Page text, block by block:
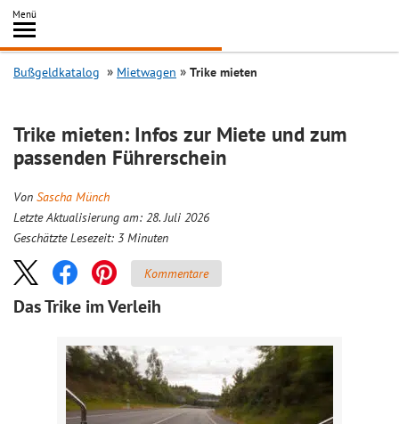
Inhalt
springen
Menü
Search
Bußgeldkatalog Mietwagen Trike mieten
Trike mieten: Infos zur Miete und zum
passenden Führerschein
Von Sascha Münch
Letzte Aktualisierung am: 28. Juli 2026
Geschätzte Lesezeit: 3 Minuten
Kommentare
Das Trike im Verleih